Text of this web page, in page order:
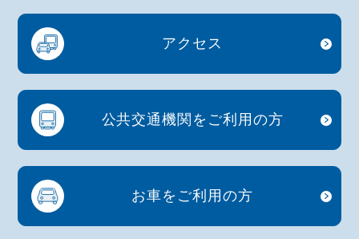
アクセス
公共交通機関を ご利用の方
お車を ご利用の方